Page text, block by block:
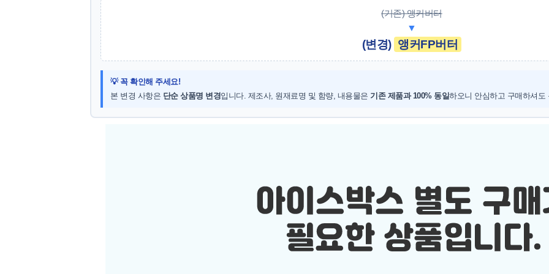
(기존) 앵커버터
▼
(변경) 앵커FP버터
💡 꼭 확인해 주세요!
본 변경 사항은 단순 상품명 변경입니다. 제조사, 원재료명 및 함량, 내용물은 기존 제품과 100% 동일하오니 안심하고 구매하셔도